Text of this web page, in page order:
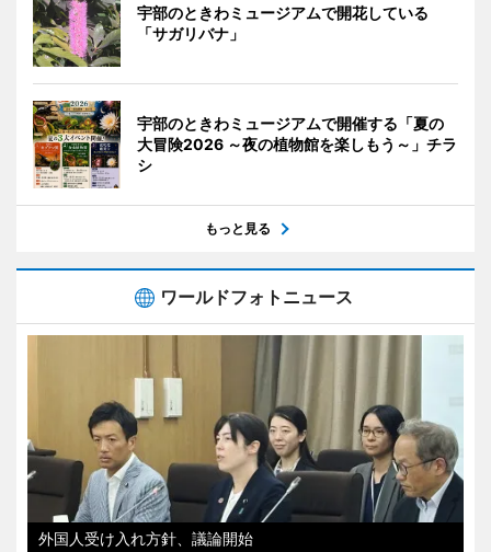
宇部のときわミュージアムで開花している
「サガリバナ」
宇部のときわミュージアムで開催する「夏の
大冒険2026 ～夜の植物館を楽しもう～」チラ
シ
もっと見る
ワールドフォトニュース
外国人受け入れ方針、議論開始